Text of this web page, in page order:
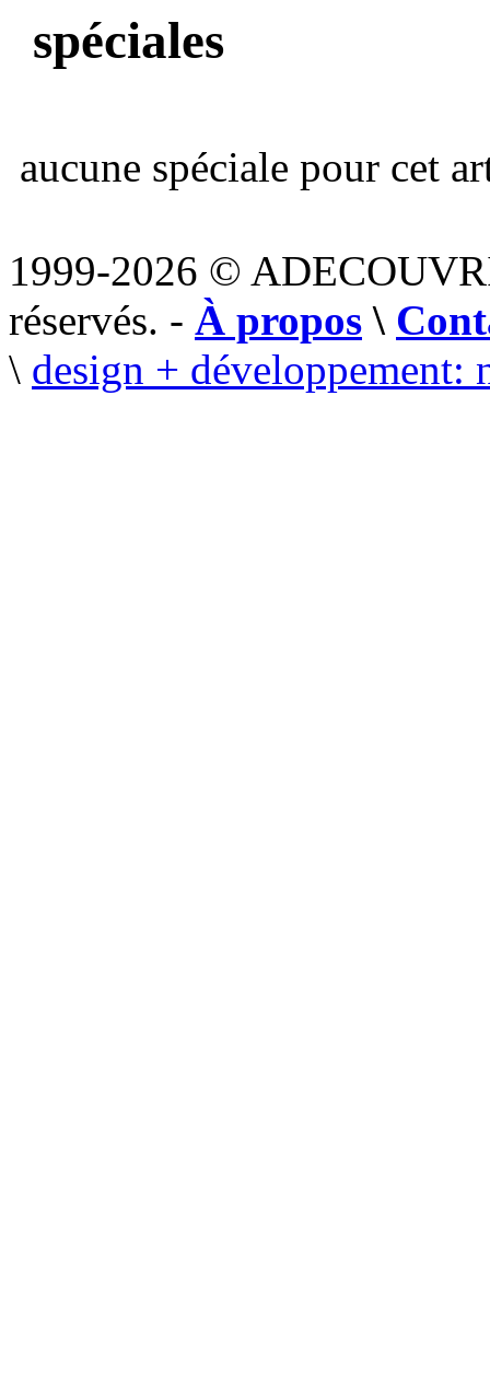
spéciales
aucune spéciale pour cet
1999-2026 ©
réservés. - À propos \
\ design + développement: